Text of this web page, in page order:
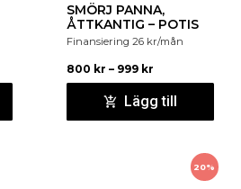
SMÖRJ PANNA,
ÅTTKANTIG – POTIS
Finansiering 26 kr/mån
800 kr – 999 kr
Lägg till
20%